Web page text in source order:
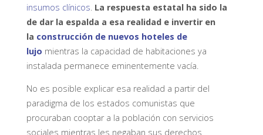
insumos clínicos La respuesta estatal ha sido la
de dar la espalda a esa realidad e invertir en
la construcción de nuevos hoteles de
lujo mientras la capacidad de habitaciones ya
instalada permanece eminentemente vacía.
No es posible explicar esa realidad a partir del
paradigma de los estados comunistas que
procuraban cooptar a la población con servicios
sociales mientras les negaban sus derechos